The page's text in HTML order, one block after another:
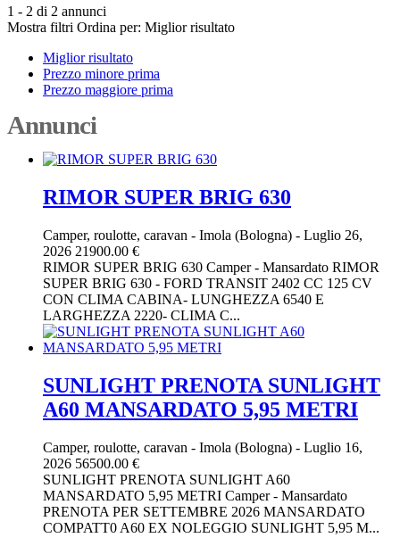
1 - 2 di 2 annunci
Mostra filtri Ordina per: Miglior risultato
Miglior risultato
Prezzo minore prima
Prezzo maggiore prima
Annunci
RIMOR SUPER BRIG 630
Camper, roulotte, caravan - Imola (Bologna) - Luglio 26,
2026 21900.00 €
RIMOR SUPER BRIG 630 Camper - Mansardato RIMOR
SUPER BRIG 630 - FORD TRANSIT 2402 CC 125 CV
CON CLIMA CABINA- LUNGHEZZA 6540 E
LARGHEZZA 2220- CLIMA C...
SUNLIGHT PRENOTA SUNLIGHT
A60 MANSARDATO 5,95 METRI
Camper, roulotte, caravan - Imola (Bologna) - Luglio 16,
2026 56500.00 €
SUNLIGHT PRENOTA SUNLIGHT A60
MANSARDATO 5,95 METRI Camper - Mansardato
PRENOTA PER SETTEMBRE 2026 MANSARDATO
COMPATT0 A60 EX NOLEGGIO SUNLIGHT 5,95 M...